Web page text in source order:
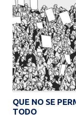
QUE NO SE
TODO